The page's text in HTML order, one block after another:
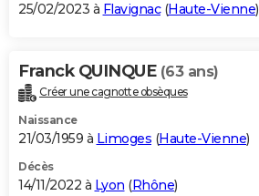
25/02/2023 à Flavignac(Haute-Vienne)
Franck QUINQUE (63 ans)
Créer une cagnotte obsèques
Naissance
21/03/1959 à Limoges (Haute-Vienne)
Décès
14/11/2022 à Lyon (Rhône)